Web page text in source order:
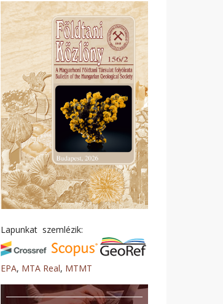
Lapunkat szemlézik:
EPA, MTA Real, MTMT